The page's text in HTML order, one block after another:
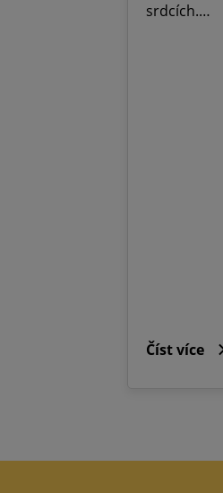
srdcích.…
Číst více